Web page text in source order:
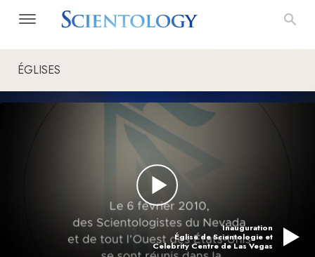
ÉGLISES
Inauguration
Église de Scientologie et
Celebrity Centre de Las Vegas